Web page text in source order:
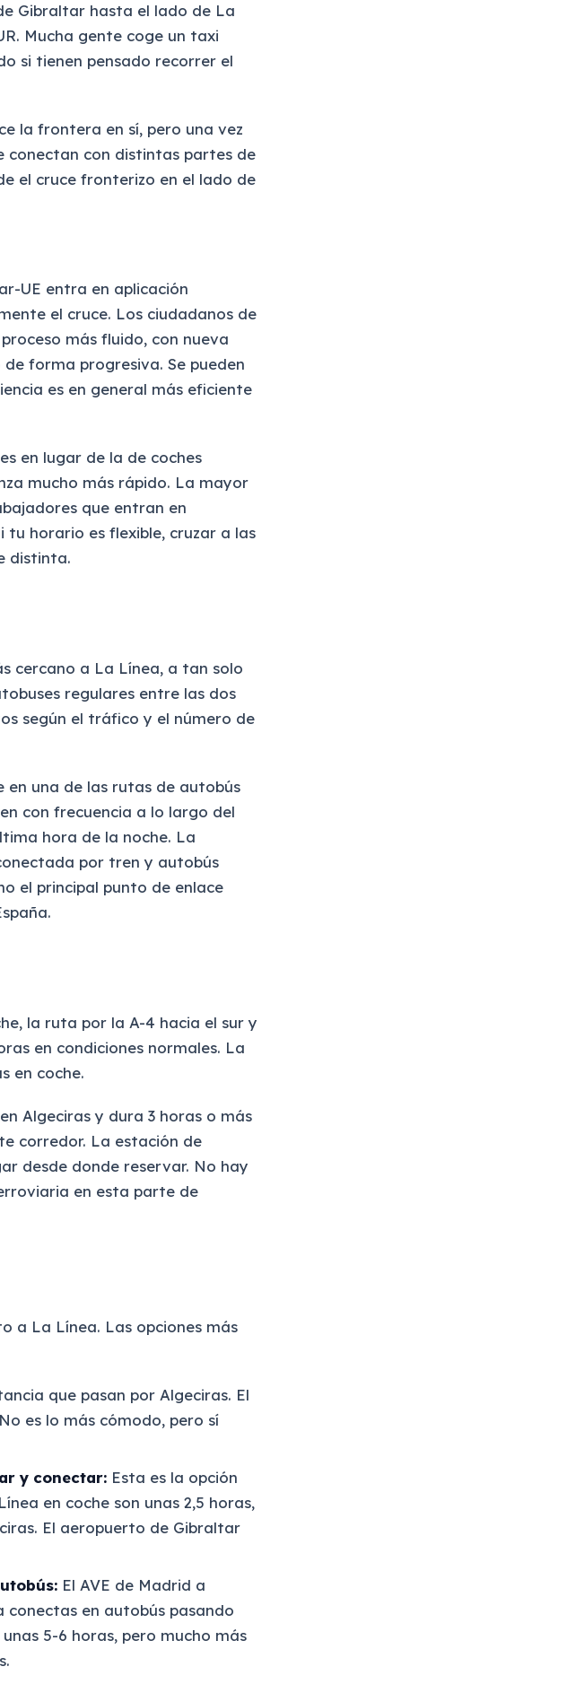
Gibraltar hasta el lado de La
Mucha gente coge un taxi
si tienen pensado recorrer el
la frontera en sí, pero una vez
conectan con distintas partes de
el cruce fronterizo en el lado de
UE entra en aplicación
el cruce. Los ciudadanos de
más fluido, con nueva
forma progresiva. Se pueden
es en general más eficiente
en lugar de la de coches
mucho más rápido. La mayor
que entran en
tu horario es flexible, cruzar a las
distinta.
cercano a La Línea, a tan solo
regulares entre las dos
según el tráfico y el número de
en una de las rutas de autobús
con frecuencia a lo largo del
hora de la noche. La
por tren y autobús
el principal punto de enlace
la ruta por la A-4 hacia el sur y
en condiciones normales. La
en coche.
Algeciras y dura 3 horas o más
corredor. La estación de
desde donde reservar. No hay
en esta parte de
a La Línea. Las opciones más
que pasan por Algeciras. El
es lo más cómodo, pero sí
y conectar: Esta es la opción
en coche son unas 2,5 horas,
El aeropuerto de Gibraltar
El AVE de Madrid a
conectas en autobús pasando
5-6 horas, pero mucho más